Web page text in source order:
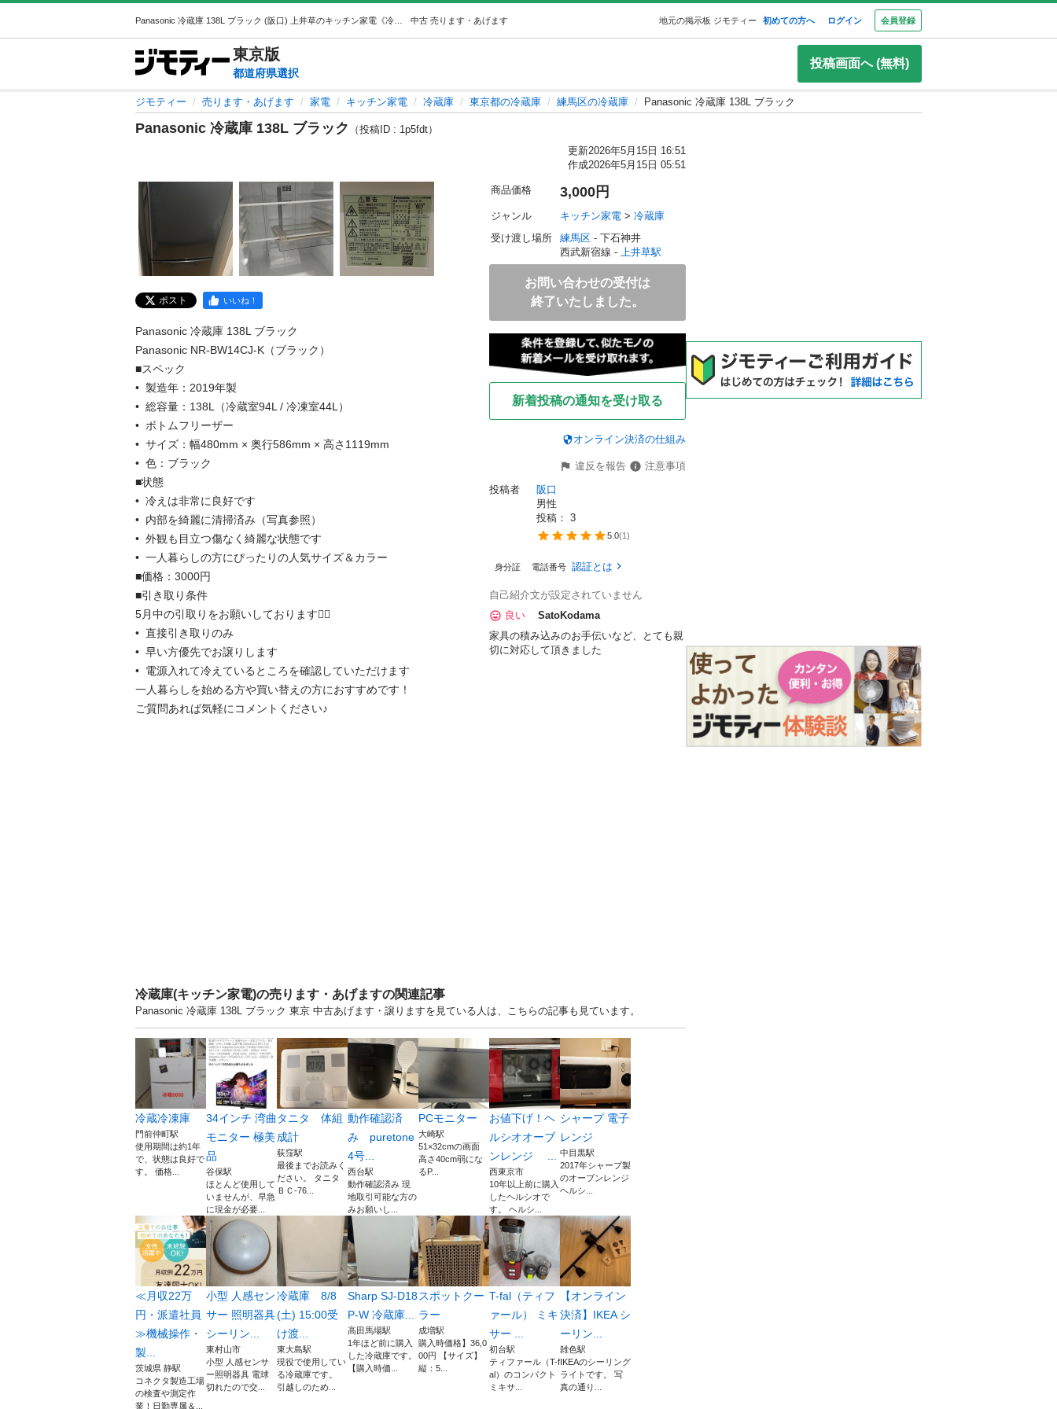
中古 売ります・あげます 地元の掲示板 ジモティー 初めての方へ ログイン 会員登録
東京版
都道府県選択
投稿画面へ (無料)
ジモティー 売ります・あげます 家電 キッチン家電 冷蔵庫 東京都の冷蔵庫 練馬区の冷蔵庫 Panasonic 冷蔵庫 138L ブラック
Panasonic 冷蔵庫 138L ブラック
（投稿ID : 1p5fdt）
更新2026年5月15日 16:51
作成2026年5月15日 05:51
ポスト いいね！
Panasonic 冷蔵庫 138L ブラック
Panasonic NR-BW14CJ-K（ブラック）
■スペック
•  製造年：2019年製
•  総容量：138L（冷蔵室94L / 冷凍室44L）
•  ボトムフリーザー
•  サイズ：幅480mm × 奥行586mm × 高さ1119mm
•  色：ブラック
■状態
•  冷えは非常に良好です
•  内部を綺麗に清掃済み（写真参照）
•  外観も目立つ傷なく綺麗な状態です
•  一人暮らしの方にぴったりの人気サイズ＆カラー
■価格：3000円
■引き取り条件
5月中の引取りをお願いしております🙇‍♂️
•  直接引き取りのみ
•  早い方優先でお譲りします
•  電源入れて冷えているところを確認していただけます
一人暮らしを始める方や買い替えの方におすすめです！
ご質問あれば気軽にコメントください♪
商品価格 3,000円
ジャンル キッチン家電 > 冷蔵庫
受け渡し場所
練馬区 - 下石神井
西武新宿線 - 上井草駅
お問い合わせの受付は
終了いたしました。
新着投稿の通知を受け取る
オンライン決済の仕組み
違反を報告
注意事項
投稿者
阪口
男性
投稿： 3
5.0(1 )
身分証 電話番号 認証とは
自己紹介文が設定されていません
良い
SatoKodama
家具の積み込みのお手伝いなど、とても親
切に対応して頂きました
冷蔵庫(キッチン家電)の売ります・あげますの関連記事
Panasonic 冷蔵庫 138L ブラック 東京 中古あげます・譲りますを見ている人は、こちらの記事も見ています。
冷蔵冷凍庫
門前仲町駅
使用期間は約1年
で、状態は良好で
す。 価格...
34インチ 湾曲
モニター 極美
品
谷保駅
ほとんど使用して
いませんが、早急
に現金が必要...
タニタ 体組
成計
荻窪駅
最後までお読みく
ださい。 タニタ
ＢＣ-76...
動作確認済
み puretone
4号...
西台駅
動作確認済み 現
地取引可能な方の
みお願いし...
PCモニター
大崎駅
51×32cmの画面
高さ40cm弱にな
るP...
お値下げ！ヘ
ルシオオーブ
ンレンジ ...
西東京市
10年以上前に購入
したヘルシオで
す。 ヘルシ...
シャープ 電子
レンジ
中目黒駅
2017年シャープ製
のオーブンレンジ
ヘルシ...
≪月収22万
円・派遣社員
≫機械操作・
製...
茨城県 静駅
コネクタ製造工場
の検査や測定作
業！日勤専属＆...
小型 人感セン
サー 照明器具
シーリン...
東村山市
小型 人感センサ
ー照明器具 電球
切れたので交...
冷蔵庫 8/8
(土) 15:00受
け渡...
東大島駅
現役で使用してい
る冷蔵庫です。
引越しのため...
Sharp SJ-D18
P-W 冷蔵庫...
高田馬場駅
1年ほど前に購入
した冷蔵庫です。
【購入時価...
スポットクー
ラー
成増駅
購入時価格】36,0
00円 【サイズ】
縦：5...
T-fal（ティフ
ァール） ミキ
サー ...
初台駅
ティファール（T-f
al）のコンパクト
ミキサ...
【オンライン
決済】IKEA シ
ーリン...
雑色駅
IKEAのシーリング
ライトです。 写
真の通り...